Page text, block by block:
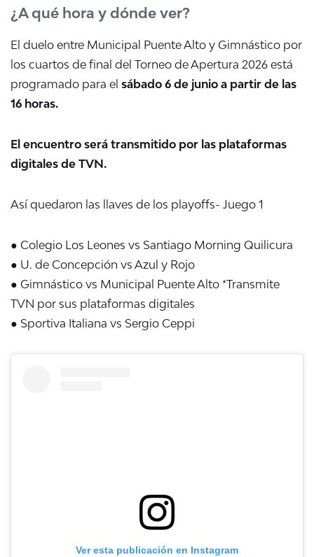
¿A qué hora y dónde ver?
El duelo entre Municipal Puente Alto y Gimnástico por
los cuartos de final del Torneo de Apertura 2026 está
programado para el sábado 6 de junio a partir de las
16 horas.
El encuentro será transmitido por las plataformas
digitales de TVN.
Así quedaron las llaves de los playoffs- Juego 1
● Colegio Los Leones vs Santiago Morning Quilicura
● U. de Concepción vs Azul y Rojo
● Gimnástico vs Municipal Puente Alto *Transmite
TVN por sus plataformas digitales
● Sportiva Italiana vs Sergio Ceppi
Ver esta publicación en Instagram